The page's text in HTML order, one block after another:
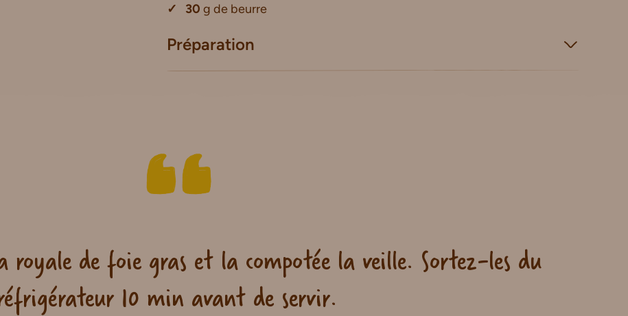
30 g de beurre
Préparation
royale de foie gras et la compotée la veille. Sortez-les du
10 min avant de servir.